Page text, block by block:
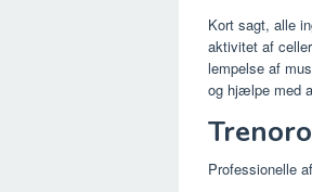
Kort sagt, alle
aktivitet af
lempelse af
og hjælpe med
Professionelle